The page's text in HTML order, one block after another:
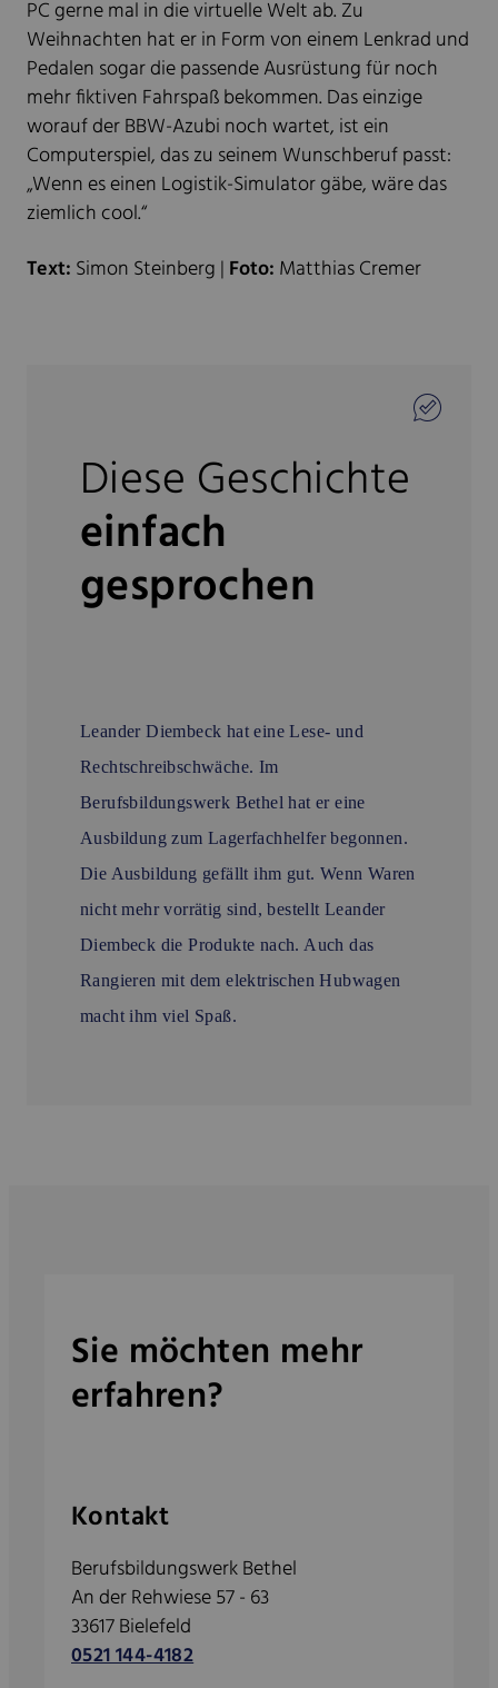
PC gerne mal in die virtuelle Welt ab. Zu
Weihnachten hat er in Form von einem Lenkrad und
Pedalen sogar die passende Ausrüstung für noch
mehr fiktiven Fahrspaß bekommen. Das einzige
worauf der BBW-Azubi noch wartet, ist ein
Computerspiel, das zu seinem Wunschberuf passt:
„Wenn es einen Logistik-Simulator gäbe, wäre das
ziemlich cool.“
Text: Simon Steinberg | Foto: Matthias Cremer
Diese Geschichte
einfach
gesprochen
Leander Diembeck hat eine Lese- und
Rechtschreibschwäche. Im
Berufsbildungswerk Bethel hat er eine
Ausbildung zum Lagerfachhelfer begonnen.
Die Ausbildung gefällt ihm gut. Wenn Waren
nicht mehr vorrätig sind, bestellt Leander
Diembeck die Produkte nach. Auch das
Rangieren mit dem elektrischen Hubwagen
macht ihm viel Spaß.
Sie möchten mehr
erfahren?
Kontakt
Berufsbildungswerk Bethel
An der Rehwiese 57 - 63
33617 Bielefeld
0521 144-4182